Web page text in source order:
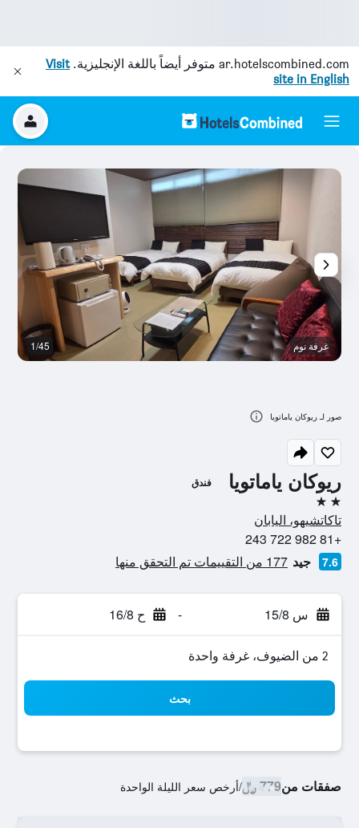
ar.hotelscombined.com متوفر أيضاً باللغة الإنجليزية.Visit
site in English
ريوكان ياماتويا فندق
2 نجمتين
تاكاتشيهو، اليابان
+81 982 722 243
7.6 جيد 177 من التقييمات تم التحقق منها
س 15/8 - ح 16/8
2 من الضيوف، غرفة واحدة
بحث
صفقات من779 ﷼ /أرخص سعر الليلة الواحدة
غرفة نوم 1/45
صور لـ ريوكان ياماتويا